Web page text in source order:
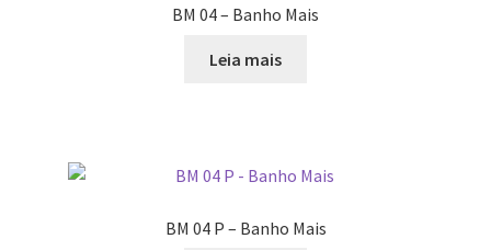
BM 04 – Banho Mais
Leia mais
BM 04 P – Banho Mais